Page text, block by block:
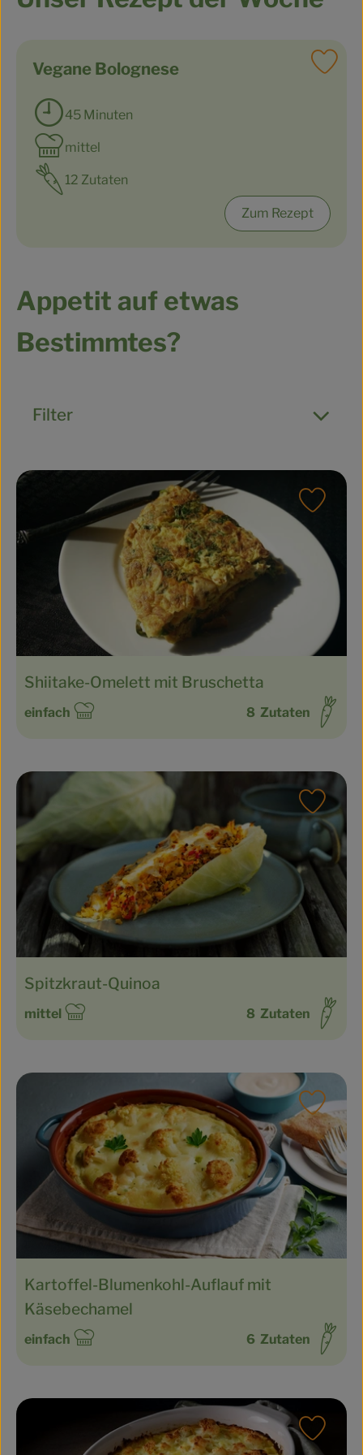
Vegane Bolognese
Zubreitungszeit:
45 Minuten
Schwierigkeit:
mittel
12 Zutaten
Zum Rezept
Appetit auf etwas
Bestimmtes?
Filter
Shiitake-Omelett mit Bruschetta
Schwierigkeit:
einfach 8 Zutaten
Spitzkraut-Quinoa
Schwierigkeit:
mittel 8 Zutaten
Kartoffel-Blumenkohl-Auflauf mit
Käsebechamel
Schwierigkeit:
einfach 6 Zutaten